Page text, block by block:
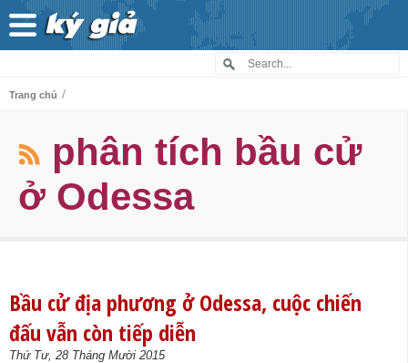
Trang chủ /
phân tích bầu cử
ở Odessa
Bầu cử địa phương ở Odessa, cuộc chiến
đấu vẫn còn tiếp diễn
Thứ Tư, 28 Tháng Mười 2015